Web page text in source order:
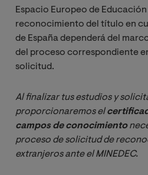
Espacio Europeo de Educación
reconocimiento del título en
de España dependerá del
del proceso correspondiente
solicitud.
Al finalizar tus estudios y
proporcionaremos el
campos de conocimiento
proceso de solicitud de
extranjeros ante el MINEDEC.